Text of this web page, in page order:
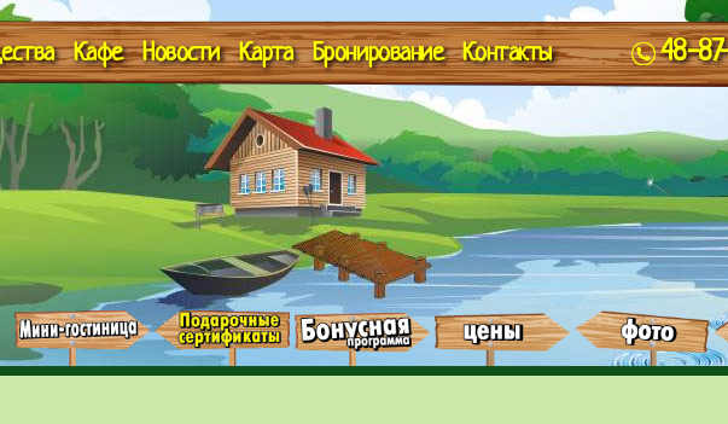
Кафе Новости Карта Бронирование Контакты 48-